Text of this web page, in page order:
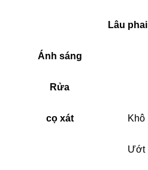
Lâu phai
Ánh sáng
Rửa
cọ xát Khô
Ướt